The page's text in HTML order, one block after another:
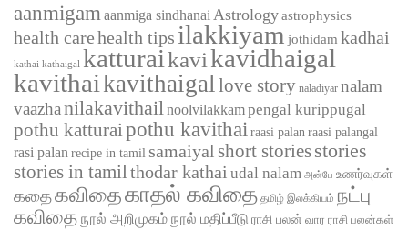
aanmigam aanmiga sindhanai Astrologyastrophysics
health carehealth tips ilakkiyam jothidam kadhai
kathai kathaigal katturaikavikavidhaigal
kavithaikavithaigallove story naladiyar nalam
vaazhanilakavithailnoolvilakkampengal kurippugal
pothu katturaipothu kavithai raasi palan raasi palangal
rasi palan recipe in tamil samaiyal short storiesstories
stories in tamilthodar kathai udal nalam அன்பே உணர்வுகள்
கதைகவிதைகாதல் கவிதை தமிழ் இலக்கியம் நட்பு
கவிதை நூல் அறிமுகம் நூல் மதிப்பீடு ராசி பலன் வார ராசி பலன்கள்